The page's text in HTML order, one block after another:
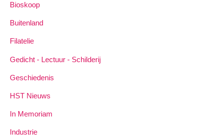
Bioskoop
Buitenland
Filatelie
Gedicht - Lectuur - Schilderij
Geschiedenis
HST Nieuws
In Memoriam
Industrie